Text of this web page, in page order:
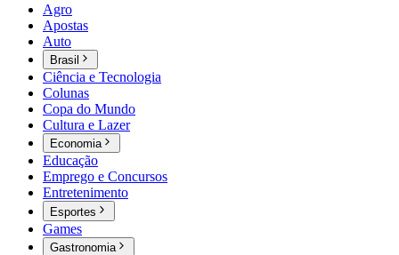
Agro
Apostas
Auto
Brasil
Ciência e Tecnologia
Colunas
Copa do Mundo
Cultura e Lazer
Economia
Educação
Emprego e Concursos
Entretenimento
Esportes
Games
Gastronomia